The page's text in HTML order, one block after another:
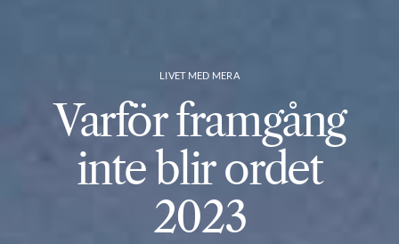
LIVET MED MERA
Varför framgång
inte blir ordet
2023